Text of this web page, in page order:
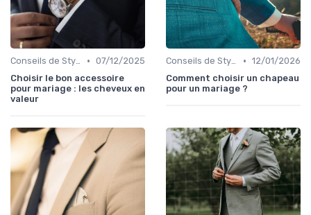
Conseils de Style et d'Accessoires • 07/12/2025
Choisir le bon accessoire
pour mariage : les cheveux en
valeur
Conseils de Style et d'Accessoires • 12/01/2026
Comment choisir un chapeau
pour un mariage ?